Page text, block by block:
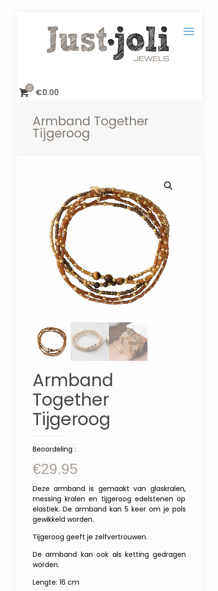
0 €0.00
Armband Together
Tijgeroog
Armband
Together
Tijgeroog
Beoordeling :
€29.95
Deze armband is gemaakt van glaskralen,
messing kralen en tijgeroog edelstenen op
elastiek. De armband kan 5 keer om je pols
gewikkeld worden.
Tijgeroog geeft je zelfvertrouwen.
De armband kan ook als ketting gedragen
worden.
Lengte: 16 cm